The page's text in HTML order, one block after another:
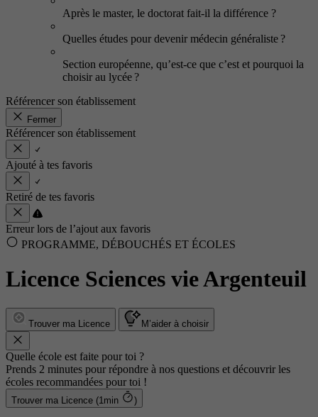
Après le master, le doctorat fait-il la différence ?
Quelles études pour devenir médecin généraliste ?
Section européenne, qu’est-ce que c’est et pourquoi la
choisir au lycée ?
Référencer son établissement
Fermer
Référencer son établissement
Ajouté à tes favoris
Retiré de tes favoris
Erreur lors de l’ajout aux favoris
PROGRAMME, DÉBOUCHÉS ET ÉCOLES
Licence Sciences vie Argenteuil
Trouver ma Licence M’aider à choisir
Quelle école est faite pour toi ?
Prends 2 minutes pour répondre à nos questions et découvrir les
écoles recommandées pour toi !
Trouver ma Licence (1min )